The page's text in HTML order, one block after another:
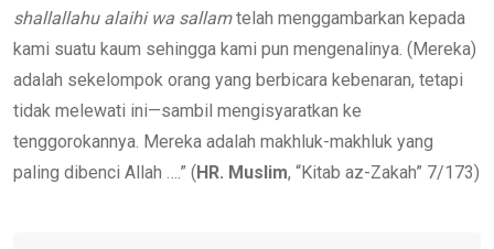
shallallahu alaihi wa sallamtelah menggambarkan kepada
kami suatu kaum sehingga kami pun mengenalinya. (Mereka)
adalah sekelompok orang yang berbicara kebenaran, tetapi
tidak melewati ini—sambil mengisyaratkan ke
tenggorokannya. Mereka adalah makhluk-makhluk yang
paling dibenci Allah ….” (HR. Muslim, “Kitab az-Zakah” 7/173)